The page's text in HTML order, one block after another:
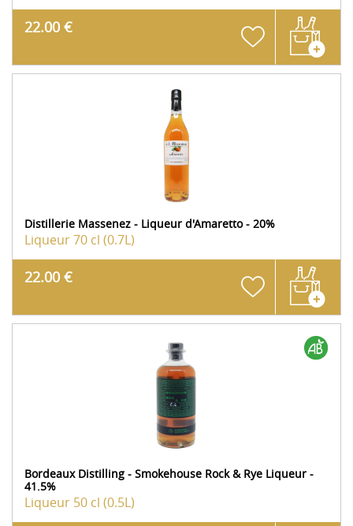
22.00 €
Distillerie Massenez - Liqueur d'Amaretto - 20%
Liqueur70 cl (0.7L)
22.00 €
Bordeaux Distilling - Smokehouse Rock & Rye Liqueur -
41.5%
Liqueur 50 cl (0.5L)